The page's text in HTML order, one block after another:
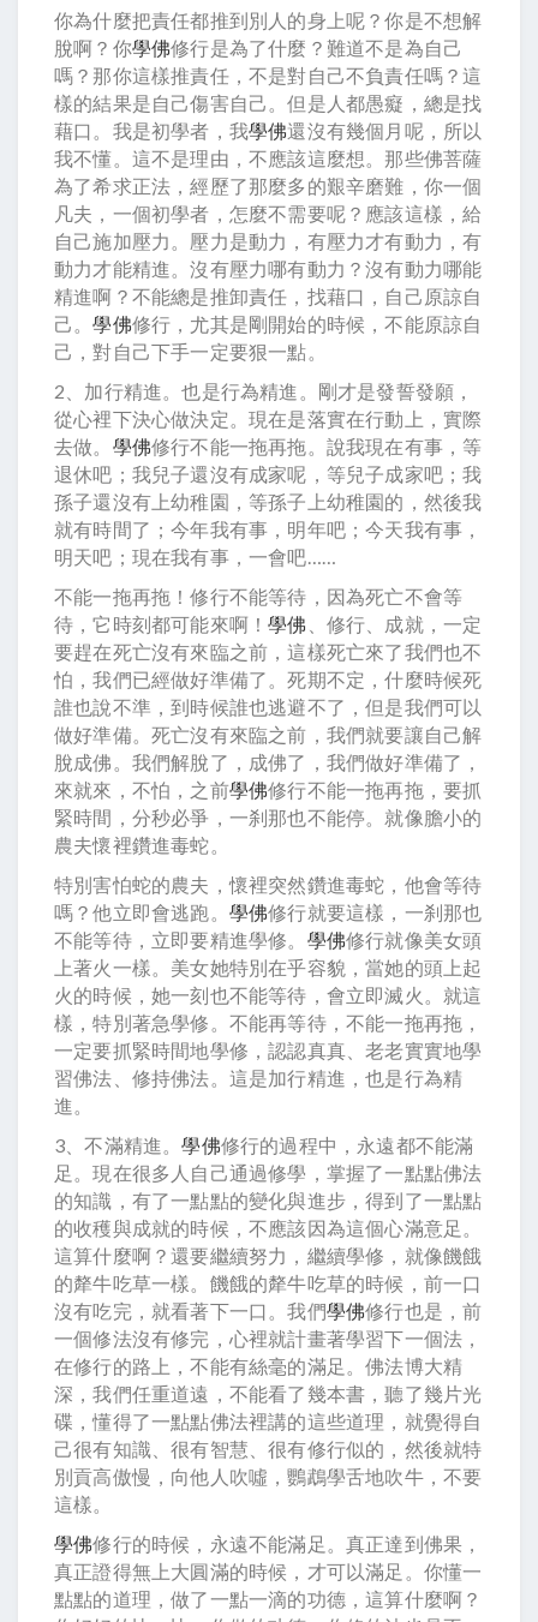
你為什麼把責任都推到別人的身上呢？你是不想解
脫啊？你學佛修行是為了什麼？難道不是為自己
嗎？那你這樣推責任，不是對自己不負責任嗎？這
樣的結果是自己傷害自己。但是人都愚癡，總是找
藉口。我是初學者，我學佛還沒有幾個月呢，所以
我不懂。這不是理由，不應該這麼想。那些佛菩薩
為了希求正法，經歷了那麼多的艱辛磨難，你一個
凡夫，一個初學者，怎麼不需要呢？應該這樣，給
自己施加壓力。壓力是動力，有壓力才有動力，有
動力才能精進。沒有壓力哪有動力？沒有動力哪能
精進啊？不能總是推卸責任，找藉口，自己原諒自
己。學佛修行，尤其是剛開始的時候，不能原諒自
己，對自己下手一定要狠一點。
2、加行精進。也是行為精進。剛才是發誓發願，
從心裡下決心做決定。現在是落實在行動上，實際
去做。 學佛修行不能一拖再拖。說我現在有事，等
退休吧；我兒子還沒有成家呢，等兒子成家吧；我
孫子還沒有上幼稚園，等孫子上幼稚園的，然後我
就有時間了；今年我有事，明年吧；今天我有事，
明天吧；現在我有事，一會吧……
不能一拖再拖！修行不能等待，因為死亡不會等
待，它時刻都可能來啊！學佛 、修行、成就，一定
要趕在死亡沒有來臨之前，這樣死亡來了我們也不
怕，我們已經做好準備了。死期不定，什麼時候死
誰也說不準，到時候誰也逃避不了，但是我們可以
做好準備。死亡沒有來臨之前，我們就要讓自己解
脫成佛。我們解脫了，成佛了，我們做好準備了，
來就來，不怕，之前學佛修行不能一拖再拖，要抓
緊時間，分秒必爭，一刹那也不能停。就像膽小的
農夫懷裡鑽進毒蛇。
特別害怕蛇的農夫，懷裡突然鑽進毒蛇，他會等待
嗎？他立即會逃跑。 學佛修行就要這樣，一刹那也
不能等待，立即要精進學修。 學佛修行就像美女頭
上著火一樣。美女她特別在乎容貌，當她的頭上起
火的時候，她一刻也不能等待，會立即滅火。就這
樣，特別著急學修。不能再等待，不能一拖再拖，
一定要抓緊時間地學修，認認真真、老老實實地學
習佛法、修持佛法。這是加行精進，也是行為精
進。
3、不滿精進。學佛修行的過程中，永遠都不能滿
足。現在很多人自己通過修學，掌握了一點點佛法
的知識，有了一點點的變化與進步，得到了一點點
的收穫與成就的時候，不應該因為這個心滿意足。
這算什麼啊？還要繼續努力，繼續學修，就像饑餓
的犛牛吃草一樣。饑餓的犛牛吃草的時候，前一口
沒有吃完，就看著下一口。我們學佛修行也是，前
一個修法沒有修完，心裡就計畫著學習下一個法，
在修行的路上，不能有絲毫的滿足。佛法博大精
深，我們任重道遠，不能看了幾本書，聽了幾片光
碟，懂得了一點點佛法裡講的這些道理，就覺得自
己很有知識、很有智慧、很有修行似的，然後就特
別貢高傲慢，向他人吹噓，鸚鵡學舌地吹牛，不要
這樣。
學佛修行的時候，永遠不能滿足。真正達到佛果，
真正證得無上大圓滿的時候，才可以滿足。你懂一
點點的道理，做了一點一滴的功德，這算什麼啊？